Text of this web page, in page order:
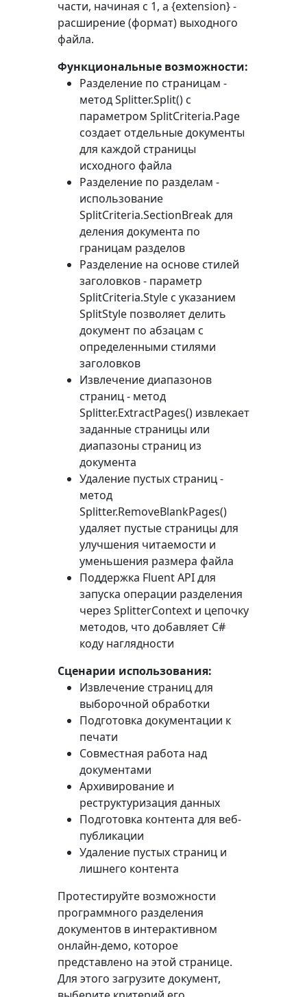
части, начиная с 1, а {extension} -
расширение (формат) выходного
файла.
Функциональные возможности:
Разделение по страницам -
методSplitter.Split() с
параметром SplitCriteria.Page
создает отдельные документы
для каждой страницы
исходного файла
Разделение по разделам -
использование
SplitCriteria.SectionBreakдля
деления документа по
границам разделов
Разделение на основе стилей
заголовков - параметр
SplitCriteria.Style с указанием
SplitStyle позволяет делить
документ по абзацам с
определенными стилями
заголовков
Извлечение диапазонов
страниц - метод
Splitter.ExtractPages() извлекает
заданные страницы или
диапазоны страниц из
документа
Удаление пустых страниц -
метод
Splitter.RemoveBlankPages()
удаляет пустые страницы для
улучшения читаемости и
уменьшения размера файла
Поддержка Fluent API для
запуска операции разделения
через SplitterContext и цепочку
методов, что добавляет C#
коду наглядности
Сценарии использования:
Извлечение страниц для
выборочной обработки
Подготовка документации к
печати
Совместная работа над
документами
Архивирование и
реструктуризация данных
Подготовка контента для веб-
публикации
Удаление пустых страниц и
лишнего контента
Протестируйте возможности
программного разделения
документов в интерактивном
онлайн-демо, которое
представлено на этой странице.
Для этого загрузите документ,